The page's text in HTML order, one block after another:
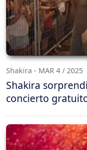
Shakira - MAR 4 / 2025
Shakira
concierto